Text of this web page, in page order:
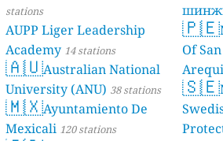
stations
AUPP Liger Leadership
Academy 14 stations
🇦🇺Australian National
University (ANU) 38 stations
🇲🇽Ayuntamiento De
Mexicali 120 stations
stations
🇵🇪
Of
🇸🇪